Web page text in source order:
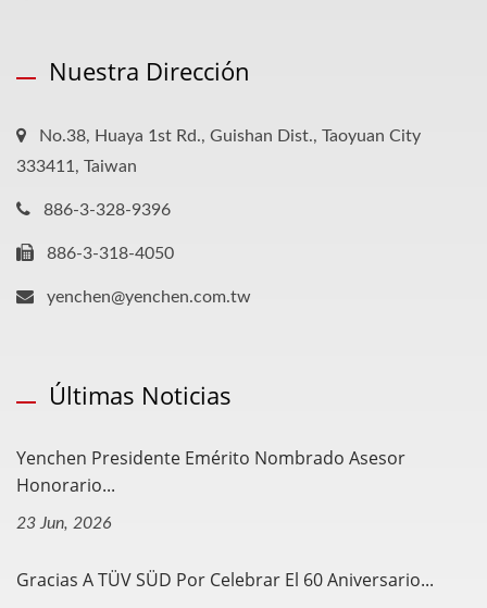
Nuestra Dirección
No.38, Huaya 1st Rd., Guishan Dist., Taoyuan City
333411, Taiwan
886-3-328-9396
886-3-318-4050
yenchen@yenchen.com.tw
Últimas Noticias
Yenchen Presidente Emérito Nombrado Asesor
Honorario...
23 Jun, 2026
Gracias A TÜV SÜD Por Celebrar El 60 Aniversario...